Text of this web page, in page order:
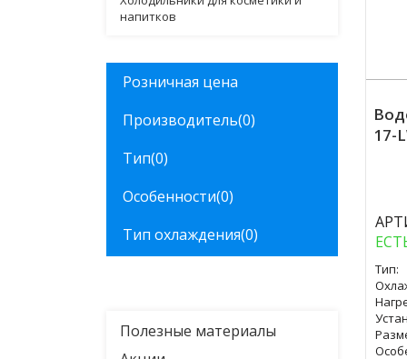
напитков
Розничная цена
Производитель(0)
Тип(0)
Особенности(0)
Тип охлаждения(0)
Полезные материалы
17-
Тип: